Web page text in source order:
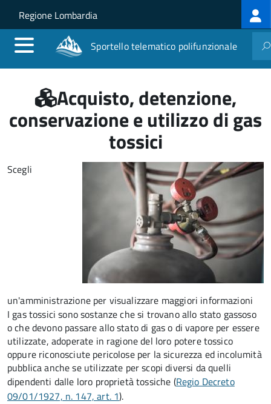
Salta al contenuto principale
Skip to site navigation
Regione Lombardia
Sportello telematico polifunzionale
Acquisto, detenzione,
conservazione e utilizzo di gas
tossici
Scegli
un'amministrazione per visualizzare maggiori informazioni
I gas tossici sono sostanze che si trovano allo stato gassoso
o che devono passare allo stato di gas o di vapore per essere
utilizzate, adoperate in ragione del loro potere tossico
oppure riconosciute pericolose per la sicurezza ed incolumità
pubblica anche se utilizzate per scopi diversi da quelli
dipendenti dalle loro proprietà tossiche (Regio Decreto
09/01/1927, n. 147, art. 1).